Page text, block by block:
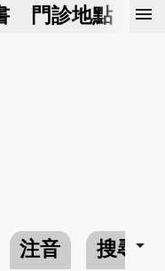
門診地點 預
menu
注音 搜尋arrow_drop_down